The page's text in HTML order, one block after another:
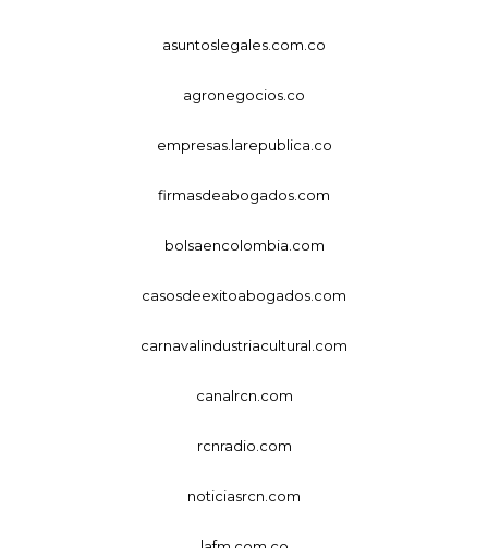
asuntoslegales.com.co
agronegocios.co
empresas.larepublica.co
firmasdeabogados.com
bolsaencolombia.com
casosdeexitoabogados.com
carnavalindustriacultural.com
canalrcn.com
rcnradio.com
noticiasrcn.com